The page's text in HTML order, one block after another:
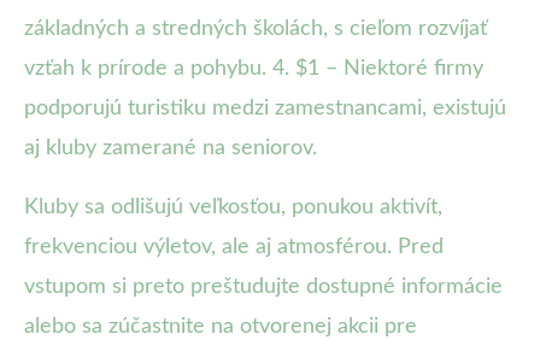
základných a stredných školách, s cieľom rozvíjať
vzťah k prírode a pohybu. 4. $1 – Niektoré firmy
podporujú turistiku medzi zamestnancami, existujú
aj kluby zamerané na seniorov.
Kluby sa odlišujú veľkosťou, ponukou aktivít,
frekvenciou výletov, ale aj atmosférou. Pred
vstupom si preto preštudujte dostupné informácie
alebo sa zúčastnite na otvorenej akcii pre